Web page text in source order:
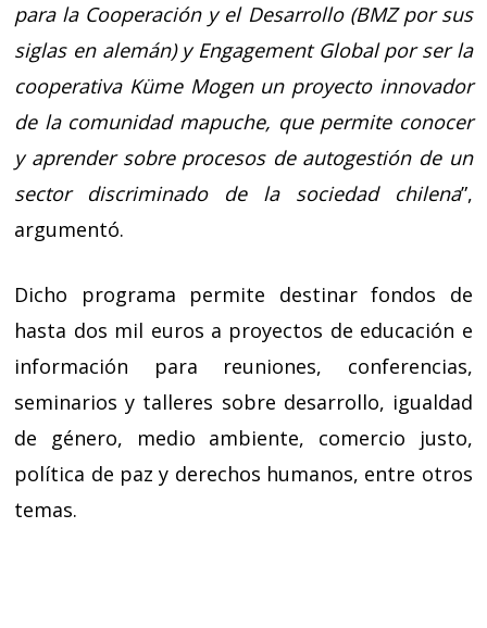
para la Cooperación y el Desarrollo (BMZ por sus
siglas en alemán) y Engagement Global por ser la
cooperativa Küme Mogen un proyecto innovador
de la comunidad mapuche, que permite conocer
y aprender sobre procesos de autogestión de un
sector discriminado de la sociedad chilena”,
argumentó.
Dicho programa permite destinar fondos de
hasta dos mil euros a proyectos de educación e
información para reuniones, conferencias,
seminarios y talleres sobre desarrollo, igualdad
de género, medio ambiente, comercio justo,
política de paz y derechos humanos, entre otros
temas.